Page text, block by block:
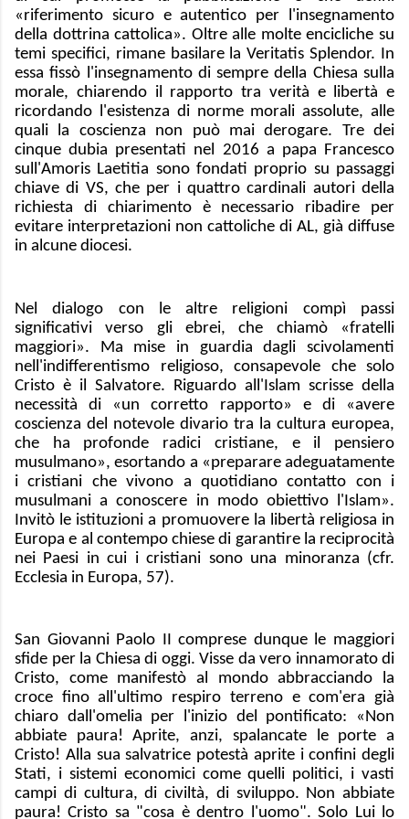
«riferimento sicuro e autentico per l'insegnamento
della dottrina cattolica». Oltre alle molte encicliche su
temi specifici, rimane basilare la Veritatis Splendor. In
essa fissò l'insegnamento di sempre della Chiesa sulla
morale, chiarendo il rapporto tra verità e libertà e
ricordando l'esistenza di norme morali assolute, alle
quali la coscienza non può mai derogare. Tre dei
cinque dubia presentati nel 2016 a papa Francesco
sull'Amoris Laetitia sono fondati proprio su passaggi
chiave di VS, che per i quattro cardinali autori della
richiesta di chiarimento è necessario ribadire per
evitare interpretazioni non cattoliche di AL, già diffuse
in alcune diocesi.
Nel dialogo con le altre religioni compì passi
significativi verso gli ebrei, che chiamò «fratelli
maggiori». Ma mise in guardia dagli scivolamenti
nell'indifferentismo religioso, consapevole che solo
Cristo è il Salvatore. Riguardo all'Islam scrisse della
necessità di «un corretto rapporto» e di «avere
coscienza del notevole divario tra la cultura europea,
che ha profonde radici cristiane, e il pensiero
musulmano», esortando a «preparare adeguatamente
i cristiani che vivono a quotidiano contatto con i
musulmani a conoscere in modo obiettivo l'Islam».
Invitò le istituzioni a promuovere la libertà religiosa in
Europa e al contempo chiese di garantire la reciprocità
nei Paesi in cui i cristiani sono una minoranza (cfr.
Ecclesia in Europa, 57).
San Giovanni Paolo II comprese dunque le maggiori
sfide per la Chiesa di oggi. Visse da vero innamorato di
Cristo, come manifestò al mondo abbracciando la
croce fino all'ultimo respiro terreno e com'era già
chiaro dall'omelia per l'inizio del pontificato: «Non
abbiate paura! Aprite, anzi, spalancate le porte a
Cristo! Alla sua salvatrice potestà aprite i confini degli
Stati, i sistemi economici come quelli politici, i vasti
campi di cultura, di civiltà, di sviluppo. Non abbiate
paura! Cristo sa "cosa è dentro l'uomo". Solo Lui lo